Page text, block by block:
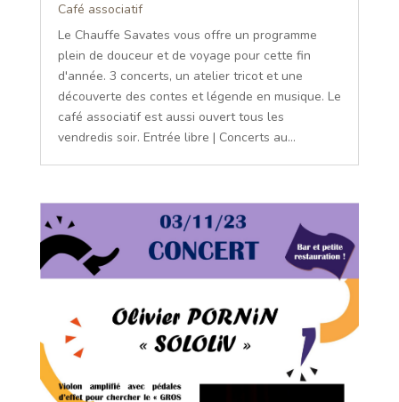
Café associatif
Le Chauffe Savates vous offre un programme
plein de douceur et de voyage pour cette fin
d'année. 3 concerts, un atelier tricot et une
découverte des contes et légende en musique. Le
café associatif est aussi ouvert tous les
vendredis soir. Entrée libre | Concerts au...